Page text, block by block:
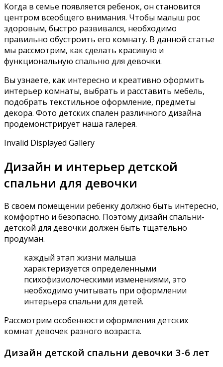
Когда в семье появляется ребенок, он становится
центром всеобщего внимания. Чтобы малыш рос
здоровым, быстро развивался, необходимо
правильно обустроить его комнату. В данной статье
мы рассмотрим, как сделать красивую и
функциональную спальню для девочки.
Вы узнаете, как интересно и креативно оформить
интерьер комнаты, выбрать и расставить мебель,
подобрать текстильное оформление, предметы
декора. Фото детских спален различного дизайна
продемонстрирует наша галерея.
Invalid Displayed Gallery
Дизайн и интерьер детской
спальни для девочки
В своем помещении ребенку должно быть интересно,
комфортно и безопасно. Поэтому дизайн спальни-
детской для девочки должен быть тщательно
продуман.
каждый этап жизни малыша
характеризуется определенными
психофизиолоческими изменениями, это
необходимо учитывать при оформлении
интерьера спальни для детей.
Рассмотрим особенности оформления детских
комнат девочек разного возраста.
Дизайн детской спальни девочки 3-6 лет